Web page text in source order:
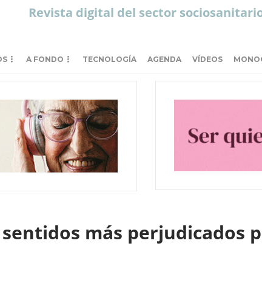
Revista digital del sector
A FONDO TECNOLOGÍA AGENDA VÍDEOS
más perjudicados